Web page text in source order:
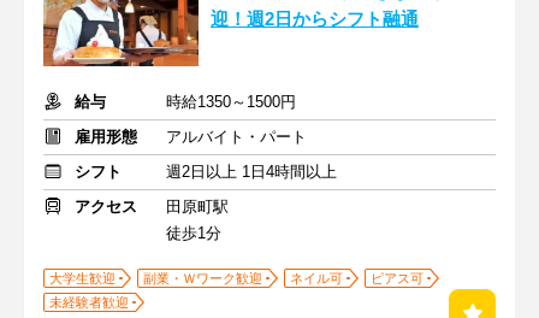
迎！週2日からシフト融通
給与
時給1350～1500円
雇用形態
アルバイト・パート
シフト
週2日以上 1日4時間以上
アクセス
田原町駅
徒歩1分
大学生歓迎 副業・Ｗワーク歓迎 ネイル可
ピアス可
未経験者歓迎